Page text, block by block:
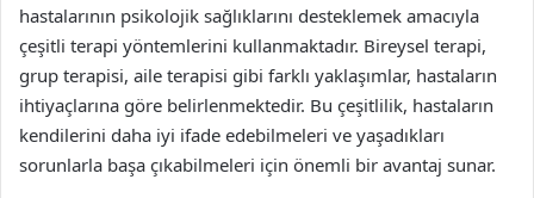
hastalarının psikolojik sağlıklarını desteklemek amacıyla
çeşitli terapi yöntemlerini kullanmaktadır. Bireysel terapi,
grup terapisi, aile terapisi gibi farklı yaklaşımlar, hastaların
ihtiyaçlarına göre belirlenmektedir. Bu çeşitlilik, hastaların
kendilerini daha iyi ifade edebilmeleri ve yaşadıkları
sorunlarla başa çıkabilmeleri için önemli bir avantaj sunar.